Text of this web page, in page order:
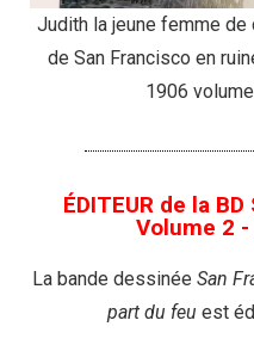
Judith la jeune femme
de San Francisco en
1906
ÉDITEUR de la
Volume 2
La bande dessinée San
part du feu est